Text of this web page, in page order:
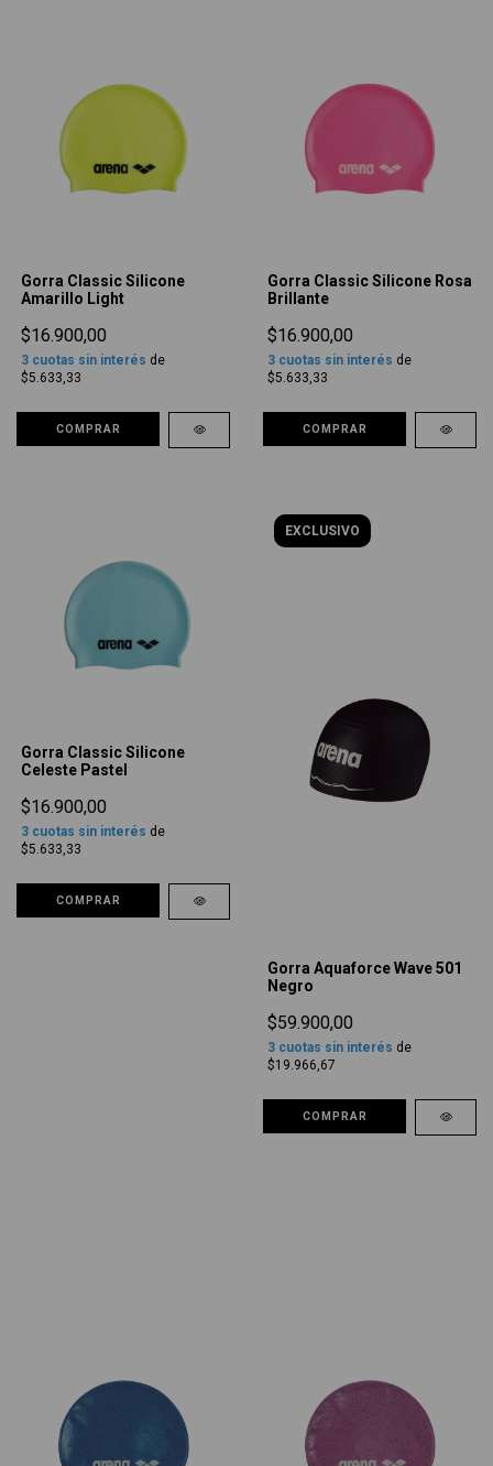
Gorra Classic Silicone
Amarillo Light
$16.900,00
3 cuotas sin interés de
$5.633,33
COMPRAR
Gorra Classic Silicone Rosa
Brillante
$16.900,00
3 cuotas sin interés de
$5.633,33
COMPRAR
Gorra Classic Silicone
Celeste Pastel
$16.900,00
3 cuotas sin interés de
$5.633,33
COMPRAR
EXCLUSIVO
Gorra Aquaforce Wave 501
Negro
$59.900,00
3 cuotas sin interés de
$19.966,67
COMPRAR